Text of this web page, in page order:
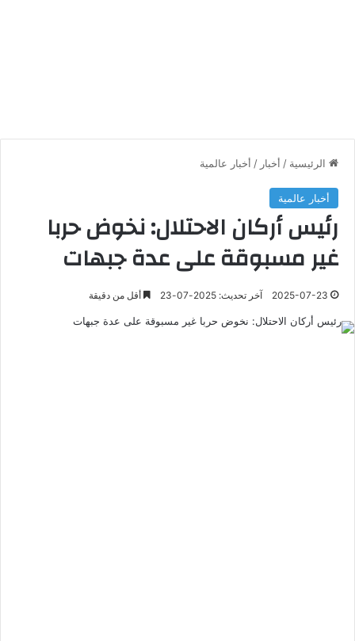
الرئيسية / أخبار / أخبار عالمية
أخبار عالمية
رئيس أركان الاحتلال: نخوض حربا
غير مسبوقة على عدة جبهات
2025-07-23 آخر تحديث: 2025-07-23 أقل من دقيقة